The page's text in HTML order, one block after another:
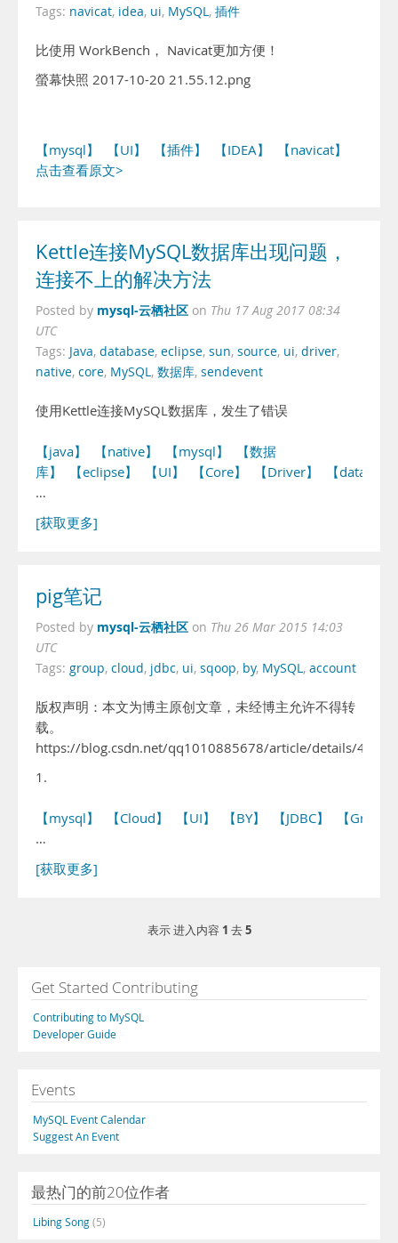
Tags: navicat, idea, ui, MySQL, 插件
比使用 WorkBench， Navicat更加方便！
螢幕快照 2017-10-20 21.55.12.png
【mysql】 【UI】 【插件】 【IDEA】
【navicat】
点击查看原文>
Kettle连接MySQL数据库出现问题，
连接不上的解决方法
Posted by mysql-云栖社区 on Thu 17 Aug 2017 08:34
UTC
Tags: Java, database, eclipse, sun, source, ui, driver,
native, core, MySQL, 数据库, sendevent
使用Kettle连接MySQL数据库，发生了错误
【java】 【native】 【mysql】
【数据
库】
【eclipse】 【UI】 【Core】 【Driver】
【
…
[获取更多]
pig笔记
Posted by mysql-云栖社区 on Thu 26 Mar 2015 14:03
UTC
Tags: group, cloud, jdbc, ui, sqoop, by, MySQL, account
版权声明：本文为博主原创文章，未经博主允许不得转
载。
https://blog.csdn.net/qq1010885678/article/details/
1.
【mysql】 【Cloud】 【UI】 【BY】 【JDBC】
【Group
…
[获取更多]
表示 进入内容 1 去5
Get Started Contributing
Contributing to MySQL
Developer Guide
Events
MySQL Event Calendar
Suggest An Event
最热门的前20位作者
Libing Song(5)